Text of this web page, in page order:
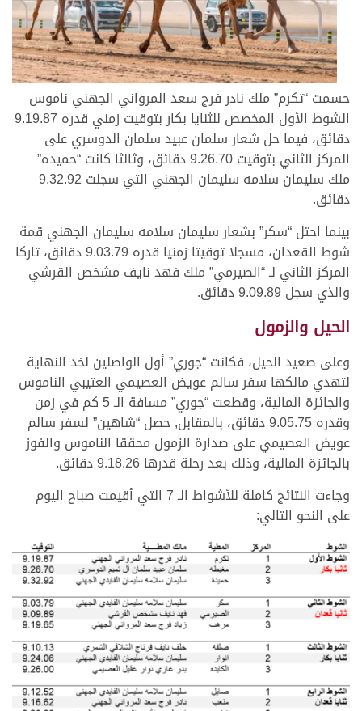
حسمت “تكرم” ملك نادر فرج سعد المرواني الجهني ناموس
الشوط الأول المخصص للثنايا بكار بتوقيت زمني قدره 9.19.87
دقائق، فيما حل شعار سلمان عبيد سلمان الدوسري على
المركز الثاني بتوقيت 9.26.70 دقائق، وثالثا كانت “حميده”
ملك سليمان سلامه سليمان الجهني التي سجلت 9.32.92
دقائق.
بينما احتل “سكر” بشعار سليمان سلامه سليمان الجهني قمة
شوط القعدان، مسجلا توقيتا زمنيا قدره 9.03.79 دقائق، تاركا
المركز الثاني لـ “الصيرمي” ملك فهد نايف مشخص القرشي
والذي سجل 9.09.89 دقائق.
الحيل والزمول
وعلى صعيد الحيل، فكانت “جوري” أول الواصلين لخد النهاية
لتهدي مالكها سفر سالم عويض العصيمي العتيبي الناموس
والجائزة المالية، وقطعت “جوري” مسافة الـ 5 كم في زمن
وقدره 9.05.75 دقائق، بالمقابل, حصل “شاهين” لسفر سالم
عويض العصيمي على صدارة الزمول محققا الناموس والفوز
بالجائزة المالية، وذلك بعد رحلة قدرها 9.18.26 دقائق.
وجاءت النتائج كاملة للأشواط الـ 7 التي أقيمت صباح اليوم
على النحو التالي: